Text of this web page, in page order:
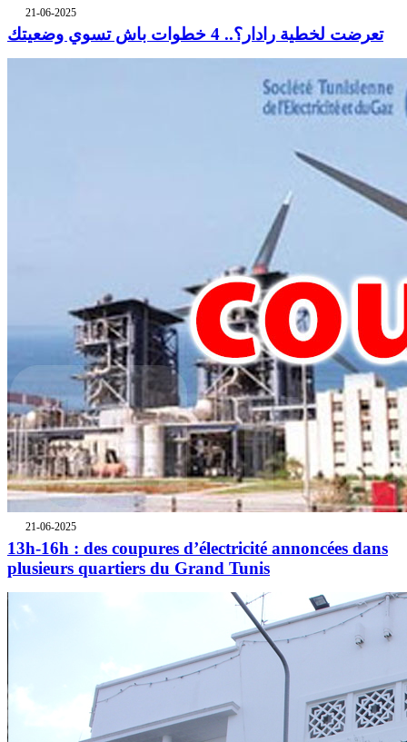
21-06-2025
تعرضت لخطية رادار؟.. 4 خطوات باش تسوي وضعيتك
21-06-2025
13h-16h : des coupures d’électricité annoncées dans
plusieurs quartiers du Grand Tunis